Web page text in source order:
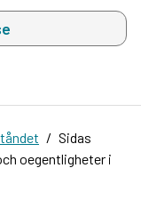
kommer att visas
Sidas
oegentligheter i